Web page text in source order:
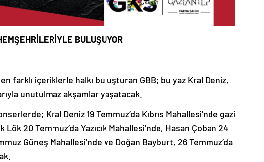
BULUŞUYOR
farklı içeriklerle halkı buluşturan GBB; bu yaz Kral Deniz,
unutulmaz akşamlar yaşatacak.
Kral Deniz 19 Temmuz’da Kıbrıs Mahallesi’nde gazi
20 Temmuz’da Yazıcık Mahallesi’nde, Hasan Çoban 24
Güneş Mahallesi’nde ve Doğan Bayburt, 26 Temmuz’da